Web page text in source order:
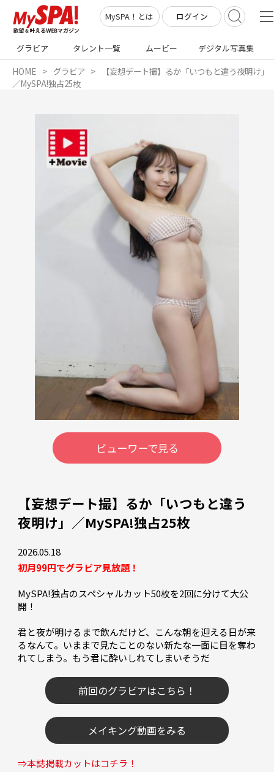
MySPA！とは ログイン
グラビア タレント一覧 ムービー デジタル写真集
HOME グラビア
【妄想デート撮】るか「いつもと違う夜明け」
／MySPA!独占25枚
ビューワーで見る
【妄想デート撮】るか「いつもと違う
夜明け」／MySPA!独占25枚
2026.05.18
初月99円でグラビア見放題！
MySPA!独占のスペシャルカット50枚を2回に分けて大公
開！
君と夜が明けるまで飲んだけど、こんな朝を迎える日が来
るなんて。いままで見たことのない新たな一面に目を奪わ
れてしまう。もう君に酔いしれてしまいそうだ――
前回のグラビアはこちら！
メイキング動画をみる
⇒本誌掲載カットはコチラ！